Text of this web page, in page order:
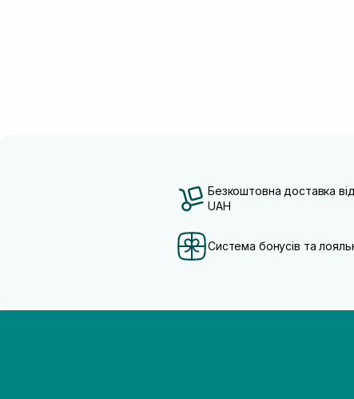
Безкоштовна доставка
UAH
Система бонусів та